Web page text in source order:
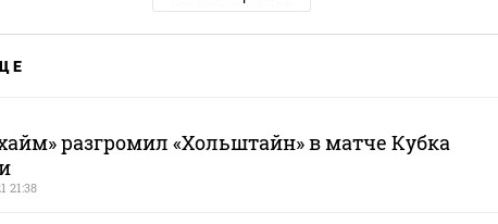
разгромил «Хольштайн» в матче Кубка
21:38